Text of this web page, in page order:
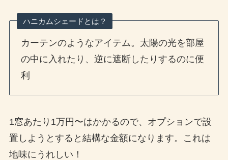
ハニカムシェードとは？
カーテンのようなアイテム。太陽の光を部屋
の中に入れたり、逆に遮断したりするのに便
利
1窓あたり1万円〜はかかるので、オプションで設
置しようとすると結構な金額になります。これは
地味にうれしい！